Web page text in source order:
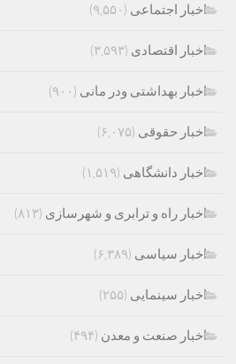
اخبار اجتماعی (۹,۵۵۰)
اخبار اقتصادی (۳,۵۹۳)
اخبار بهداشتی ودر مانی (۹۰۰)
اخبار حقوقی (۶,۰۷۵)
اخبار دانشگاهی (۱,۵۱۹)
اخبار راه و ترابری و شهرسازی (۸۱۳)
اخبار سیاسی (۶,۳۸۹)
اخبار سینمایی (۲۵۵)
اخبار صنعت و معدن (۴۹۴)